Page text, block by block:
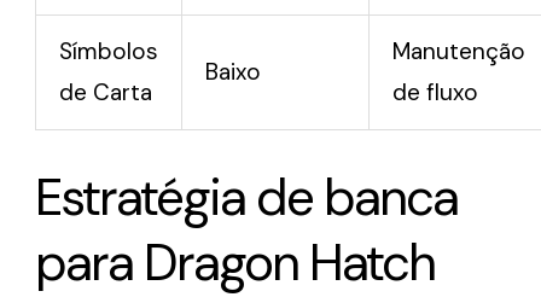
Símbolos
de Carta
Baixo
Manutenção
de fluxo
Estratégia de banca
para Dragon Hatch